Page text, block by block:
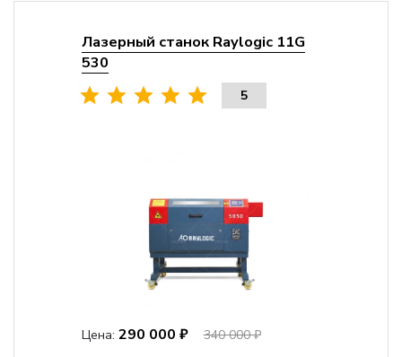
Лазерный станок Raylogic 11G
530
5
Цена: 290 000 ₽
340 000 ₽